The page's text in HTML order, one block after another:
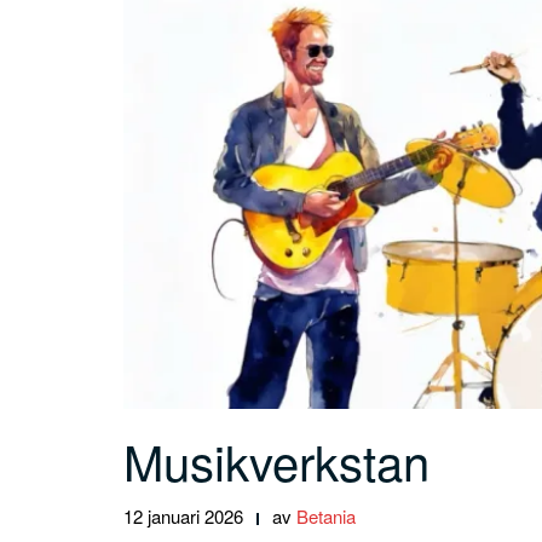
Musikverkstan
12 januari 2026 av Betania